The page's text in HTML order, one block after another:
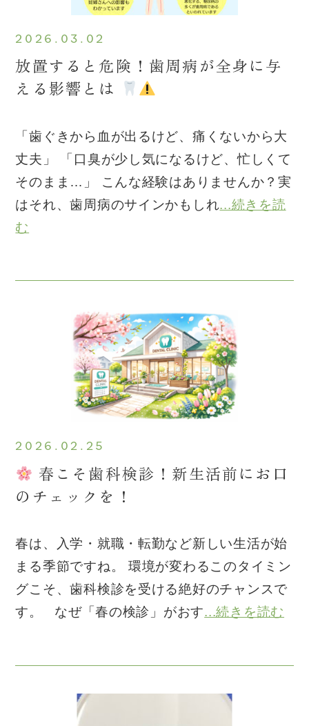
2026.03.02
放置すると危険！歯周病が全身に与
える影響とは
「歯ぐきから血が出るけど、痛くないから大
丈夫」 「口臭が少し気になるけど、忙しくて
そのまま…」 こんな経験はありませんか？実
はそれ、歯周病のサインかもしれ...続きを読
む
2026.02.25
春こそ歯科検診！新生活前にお口
のチェックを！
春は、入学・就職・転勤など新しい生活が始
まる季節ですね。 環境が変わるこのタイミン
グこそ、歯科検診を受ける絶好のチャンスで
す。 なぜ「春の検診」がおす...続きを読む